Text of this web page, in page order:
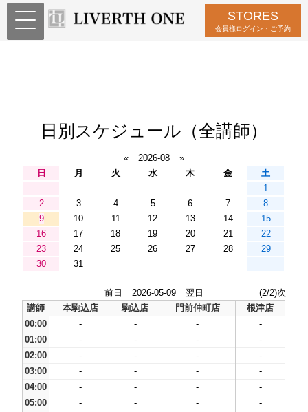
STORES
会員様ログイン・ご予約
日別スケジュール（全講師）
« 2026-08
»
日
月 火 水 木 金
土
1
2
3 4 5 6 7
8
9
10 11 12 13 14
15
16
17 18 19 20 21
22
23
24 25 26 27 28
29
30
31
前日 2026-05-09 翌日
(2/2)次
講師
本駒込店 駒込店 門前仲町店
根津店
00:00
- - -
-
01:00
- - -
-
02:00
- - -
-
03:00
- - -
-
04:00
- - -
-
05:00
- - -
-